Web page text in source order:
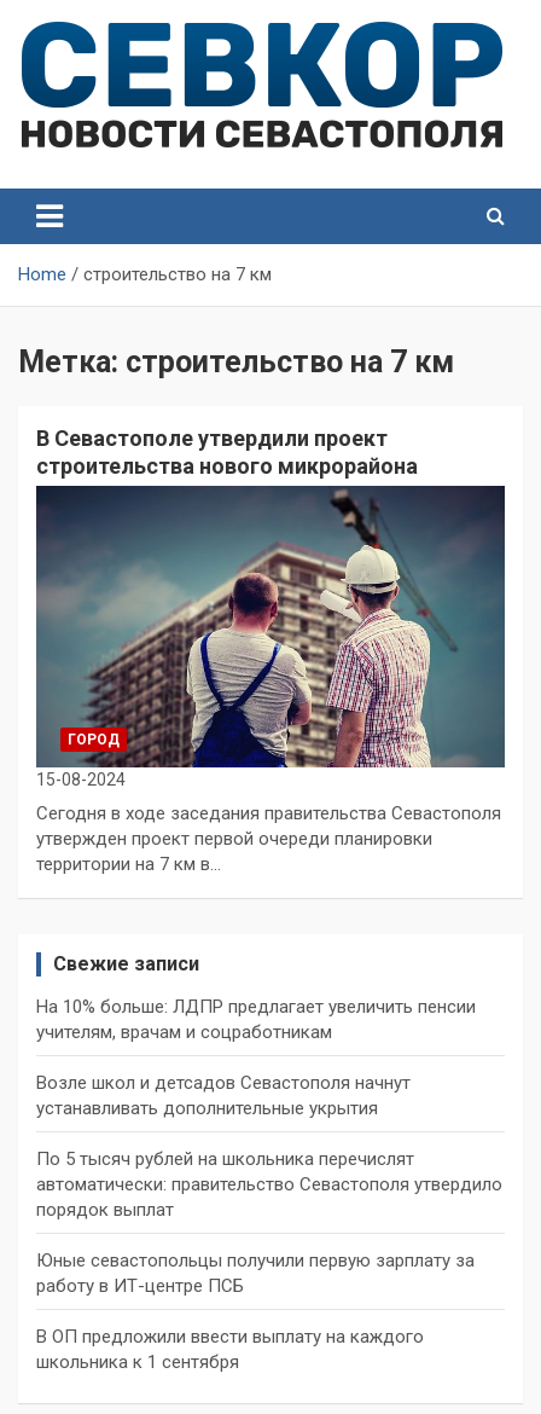
content
Севастополя
Севастополя
Home строительство на 7 км
Метка: строительство на 7 км
В Севастополе утвердили проект
строительства нового микрорайона
ГОРОД
15-08-2024
Сегодня в ходе заседания правительства Севастополя
утвержден проект первой очереди планировки
территории на 7 км в…
Свежие записи
На 10% больше: ЛДПР предлагает увеличить пенсии
учителям, врачам и соцработникам
Возле школ и детсадов Севастополя начнут
устанавливать дополнительные укрытия
По 5 тысяч рублей на школьника перечислят
автоматически: правительство Севастополя утвердило
порядок выплат
Юные севастопольцы получили первую зарплату за
работу в ИТ-центре ПСБ
В ОП предложили ввести выплату на каждого
школьника к 1 сентября